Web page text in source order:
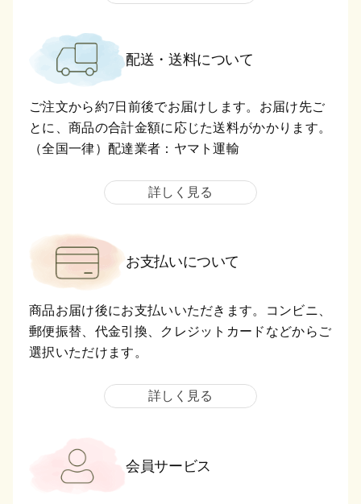
配送・送料について
ご注文から約7日前後でお届けします。お届け先ご
とに、商品の合計金額に応じた送料がかかります。
（全国一律）配達業者：ヤマト運輸
詳しく見る
お支払いについて
商品お届け後にお支払いいただきます。コンビニ、
郵便振替、代金引換、クレジットカードなどからご
選択いただけます。
詳しく見る
会員サービス